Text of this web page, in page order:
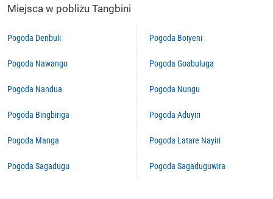
Miejsca w pobliżu Tangbini
Pogoda Denbuli
Pogoda Nawango
Pogoda Nandua
Pogoda Bingbiriga
Pogoda Manga
Pogoda Sagadugu
Pogoda Boiyeni
Pogoda Goabuluga
Pogoda Nungu
Pogoda Aduyiri
Pogoda Latare Nayiri
Pogoda Sagaduguwira